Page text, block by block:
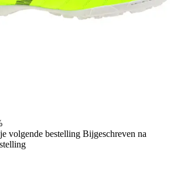
volgende bestelling Bijgeschreven na